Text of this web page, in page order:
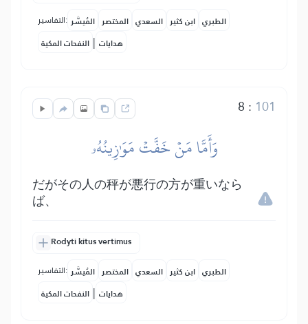
التفاسير: المُيسَّر المختصر السعدي ابن كثير الطبري
النفحات المكية | هدايات
8 : 101
وَأَمَّا مَنۡ خَفَّتۡ مَوَٰزِينُهُۥ
だがその人の秤が悪行の方が重いなら
ば、
Rodyti kitus vertimus
التفاسير: المُيسَّر المختصر السعدي ابن كثير الطبري
النفحات المكية | هدايات